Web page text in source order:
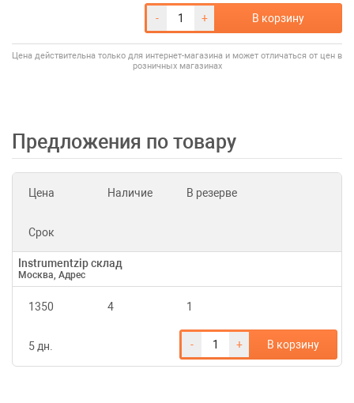
- + В корзину
Цена действительна только для интернет-магазина и может отличаться от цен в
розничных магазинах
Предложения по товару
Цена Наличие В резерве
Срок
Instrumentzip склад
Москва, Адрес
1350 4 1
5 дн. - + В корзину